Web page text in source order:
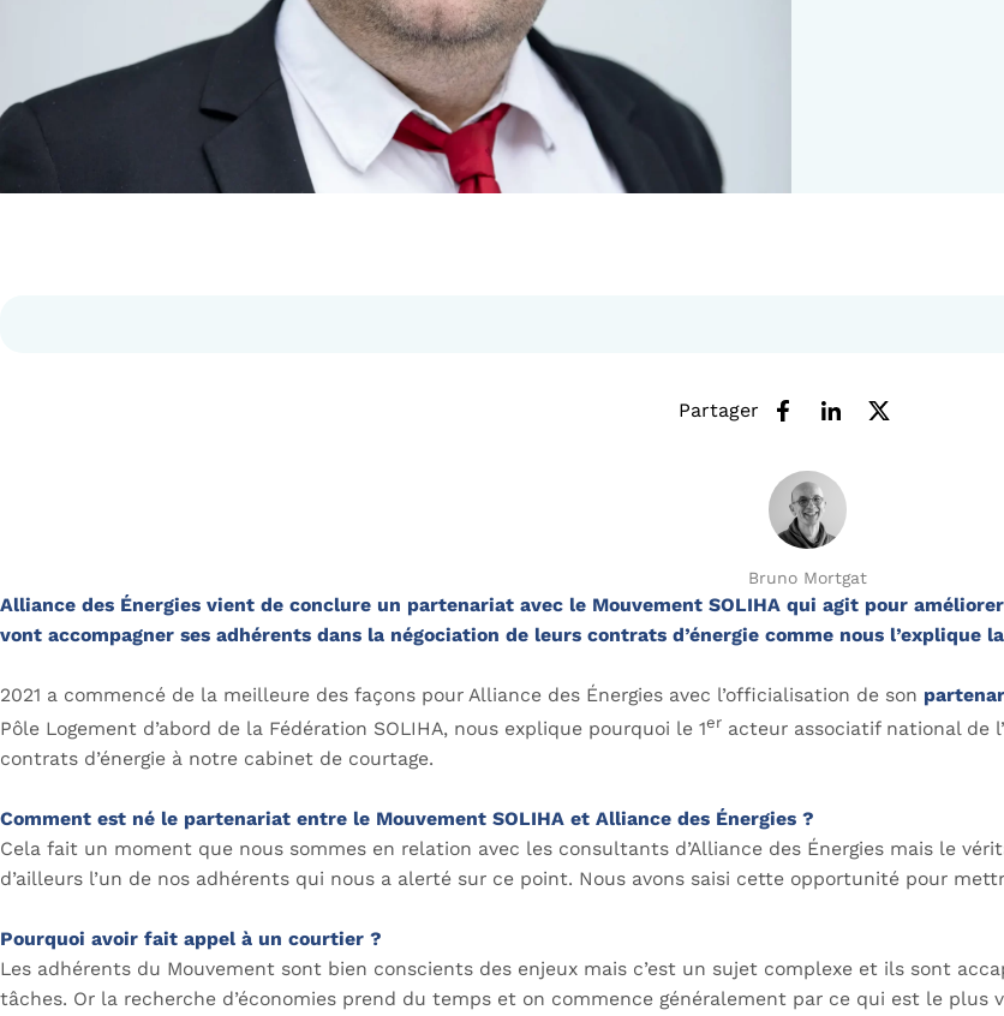
Partager
Bruno Mortgat
Alliance des Énergies vient de conclure un partenariat avec le Mouvement SOLIHA qui agit pour
vont accompagner ses adhérents dans la négociation de leurs contrats d’énergie comme nous l’explique
2021 a commencé de la meilleure des façons pour Alliance des Énergies avec l’officialisation de son
Pôle Logement d’abord de la Fédération SOLIHA, nous explique pourquoi le 1er acteur associatif national de
contrats d’énergie à notre cabinet de courtage.
Comment est né le partenariat entre le Mouvement SOLIHA et Alliance des Énergies ?
Cela fait un moment que nous sommes en relation avec les consultants d’Alliance des Énergies mais le
d’ailleurs l’un de nos adhérents qui nous a alerté sur ce point. Nous avons saisi cette opportunité pour
Pourquoi avoir fait appel à un courtier ?
Les adhérents du Mouvement sont bien conscients des enjeux mais c’est un sujet complexe et ils sont
tâches. Or la recherche d’économies prend du temps et on commence généralement par ce qui est le